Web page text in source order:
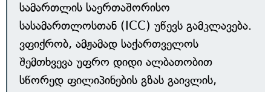
სამართლის საერთაშორისო
სასამართლოსთან (ICC) უწევს გამკლავება.
ვფიქრობ, ამჟამად საქართველოს
შემთხვევა უფრო დიდი ალბათობით
სწორედ ფილიპინების გზას გაივლის,